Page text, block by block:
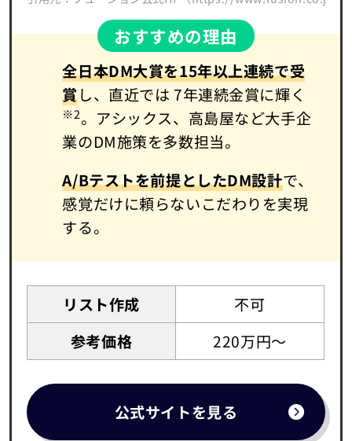
おすすめの理由
全日本DM大賞を15年以上連続で受
賞し、直近では 7年連続金賞に輝く
※2。アシックス、高島屋など大手企
業のDM施策を多数担当。
A/Bテストを前提としたDM設計で、
感覚だけに頼らないこだわりを実現
する。
リスト作成
不可
参考価格
220万円～
公式サイトを見る